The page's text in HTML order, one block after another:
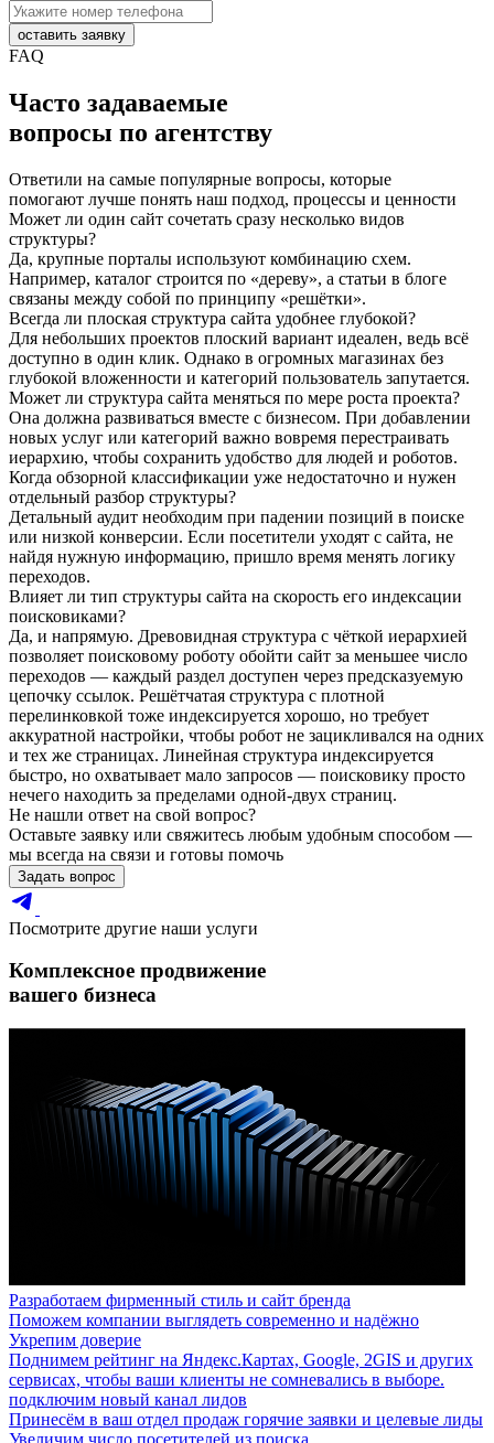
оставить заявку
FAQ
Часто задаваемые
вопросы по агентству
Ответили на самые популярные вопросы, которые
помогают лучше понять наш подход, процессы и ценности
Может ли один сайт сочетать сразу несколько видов
структуры?
Да, крупные порталы используют комбинацию схем.
Например, каталог строится по «дереву», а статьи в блоге
связаны между собой по принципу «решётки».
Всегда ли плоская структура сайта удобнее глубокой?
Для небольших проектов плоский вариант идеален, ведь всё
доступно в один клик. Однако в огромных магазинах без
глубокой вложенности и категорий пользователь запутается.
Может ли структура сайта меняться по мере роста проекта?
Она должна развиваться вместе с бизнесом. При добавлении
новых услуг или категорий важно вовремя перестраивать
иерархию, чтобы сохранить удобство для людей и роботов.
Когда обзорной классификации уже недостаточно и нужен
отдельный разбор структуры?
Детальный аудит необходим при падении позиций в поиске
или низкой конверсии. Если посетители уходят с сайта, не
найдя нужную информацию, пришло время менять логику
переходов.
Влияет ли тип структуры сайта на скорость его индексации
поисковиками?
Да, и напрямую. Древовидная структура с чёткой иерархией
позволяет поисковому роботу обойти сайт за меньшее число
переходов — каждый раздел доступен через предсказуемую
цепочку ссылок. Решётчатая структура с плотной
перелинковкой тоже индексируется хорошо, но требует
аккуратной настройки, чтобы робот не зацикливался на одних
и тех же страницах. Линейная структура индексируется
быстро, но охватывает мало запросов — поисковику просто
нечего находить за пределами одной-двух страниц.
Не нашли ответ на свой вопрос?
Оставьте заявку или свяжитесь любым удобным способом —
мы всегда на связи и готовы помочь
Задать вопрос
Посмотрите другие наши услуги
Комплексное продвижение
вашего бизнеса
Разработаем фирменный стиль и сайт бренда
Поможем компании выглядеть современно и надёжно
Укрепим доверие
Поднимем рейтинг на Яндекс.Картах, Google, 2GIS и других
сервисах, чтобы ваши клиенты не сомневались в выборе.
подключим новый канал лидов
Принесём в ваш отдел продаж горячие заявки и целевые лиды
Увеличим число посетителей из поиска